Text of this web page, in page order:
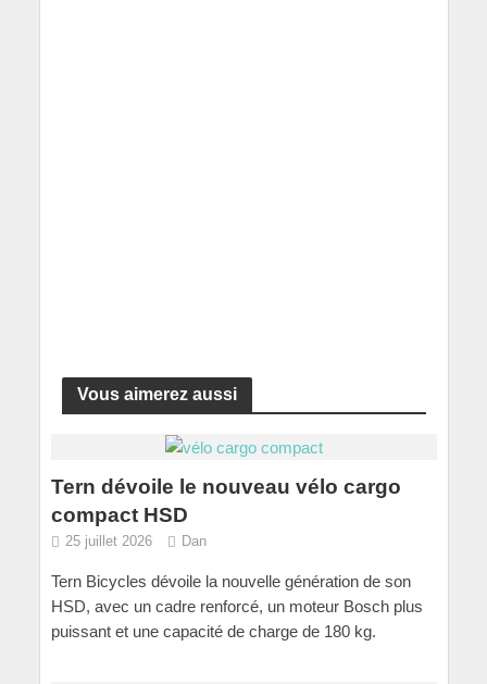
Vous aimerez aussi
Tern dévoile le nouveau vélo cargo
compact HSD
25 juillet 2026 Dan
Tern Bicycles dévoile la nouvelle génération de son
HSD, avec un cadre renforcé, un moteur Bosch plus
puissant et une capacité de charge de 180 kg.